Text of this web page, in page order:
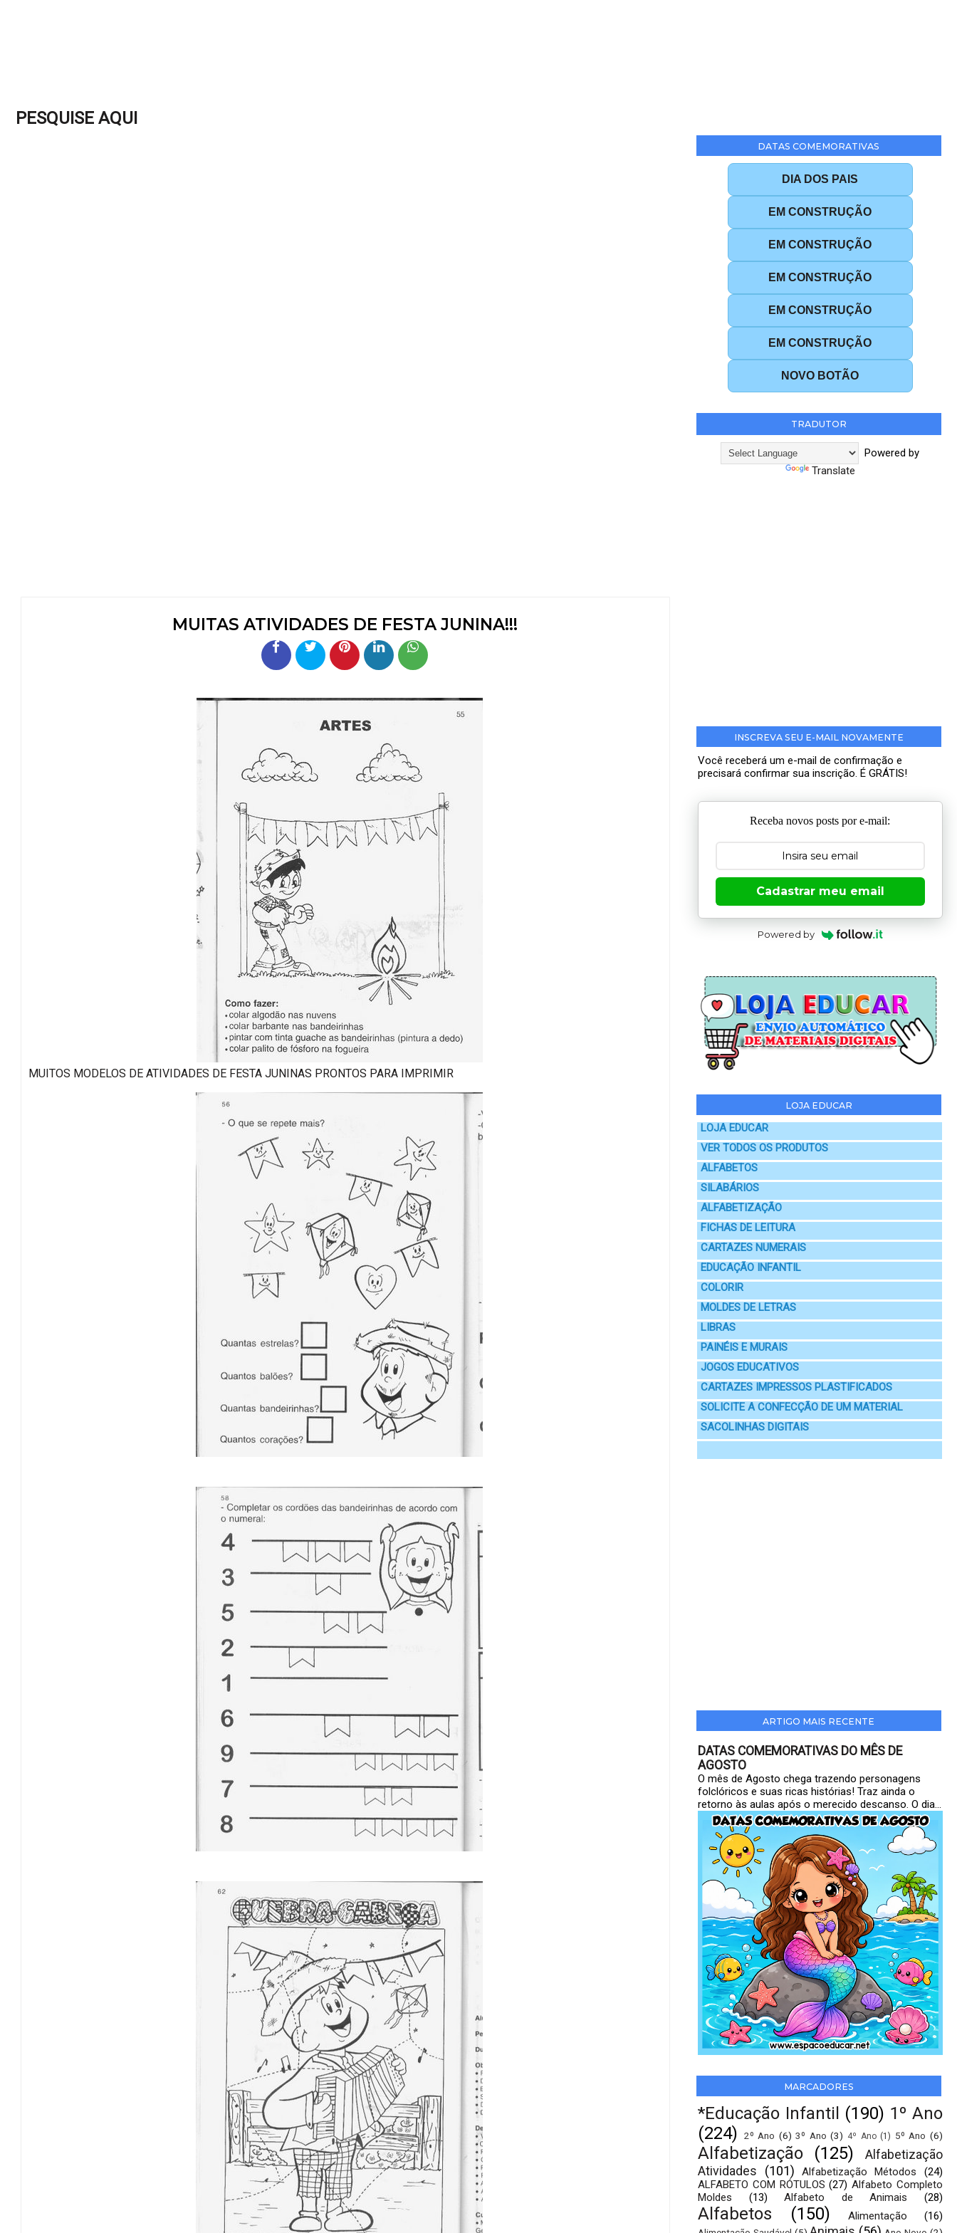
PESQUISE AQUI
MUITAS ATIVIDADES DE FESTA JUNINA!!!
MUITOS MODELOS DE ATIVIDADES DE FESTA JUNINAS PRONTOS PARA IMPRIMIR
DATAS COMEMORATIVAS
DIA DOS PAIS
EM CONSTRUÇÃO
EM CONSTRUÇÃO
EM CONSTRUÇÃO
EM CONSTRUÇÃO
EM CONSTRUÇÃO
NOVO BOTÃO
TRADUTOR
Powered by
Translate
INSCREVA SEU E-MAIL NOVAMENTE
Você receberá um e-mail de confirmação e
precisará confirmar sua inscrição. É GRÁTIS!
Receba novos posts por e-mail:
Cadastrar meu email
Powered by
LOJA EDUCAR
LOJA EDUCAR
VER TODOS OS PRODUTOS
ALFABETOS
SILABÁRIOS
ALFABETIZAÇÃO
FICHAS DE LEITURA
CARTAZES NUMERAIS
EDUCAÇÃO INFANTIL
COLORIR
MOLDES DE LETRAS
LIBRAS
PAINÉIS E MURAIS
JOGOS EDUCATIVOS
CARTAZES IMPRESSOS PLASTIFICADOS
SOLICITE A CONFECÇÃO DE UM MATERIAL
SACOLINHAS DIGITAIS
ARTIGO MAIS RECENTE
DATAS COMEMORATIVAS DO MÊS DE
AGOSTO
O mês de Agosto chega trazendo personagens
folclóricos e suas ricas histórias! Traz ainda o
retorno às aulas após o merecido descanso. O dia...
MARCADORES
*Educação Infantil (190) 1º Ano
(224)
2º Ano (6) 3º Ano (3) 4º Ano (1) 5º Ano (6)
Alfabetização (125)
Alfabetização
Atividades
(101) Alfabetização Métodos
(24)
ALFABETO COM RÓTULOS (27) Alfabeto Completo
Moldes
(13) Alfabeto de Animais (28)
Alfabetos (150) Alimentação (16)